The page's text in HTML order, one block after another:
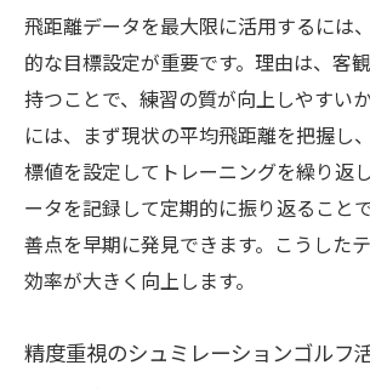
飛距離データを最大限に活用するには
的な目標設定が重要です。理由は、客
持つことで、練習の質が向上しやすい
には、まず現状の平均飛距離を把握し
標値を設定してトレーニングを繰り返
ータを記録して定期的に振り返ること
善点を早期に発見できます。こうした
効率が大きく向上します。
精度重視のシュミレーションゴルフ